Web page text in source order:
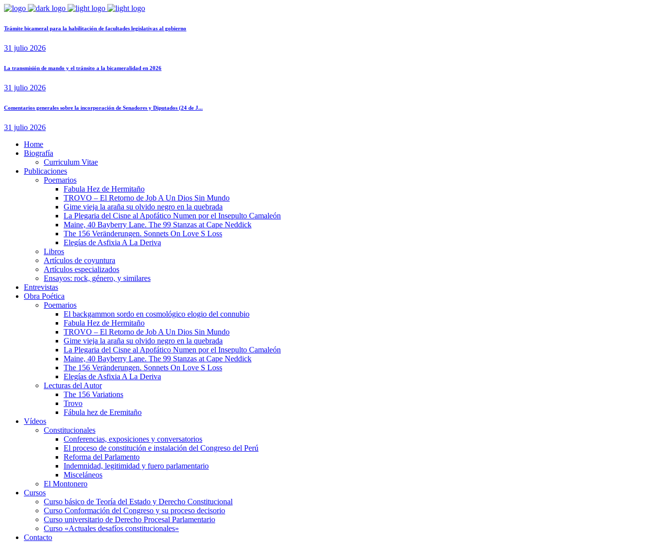
Trámite bicameral para la habilitación de facultades legislativas al gobierno
31 julio 2026
La transmisión de mando y el tránsito a la bicameralidad en 2026
31 julio 2026
Comentarios generales sobre la incorporación de Senadores y Diputados (24 de J...
31 julio 2026
Home
Biografía
Curriculum Vitae​
Publicaciones
Poemarios
Fabula Hez de Hermitaño
TROVO – El Retorno de Job A Un Dios Sin Mundo
Gime vieja la araña su olvido negro en la quebrada
La Plegaria del Cisne al Apofático Numen por el Insepulto Camaleón
Maine, 40 Bayberry Lane. The 99 Stanzas at Cape Neddick
The 156 Veränderungen. Sonnets On Love S Loss
Elegías de Asfixia A La Deriva
Libros
Artículos de coyuntura
Artículos especializados
Ensayos: rock, género, y similares
Entrevistas
Obra Poética
Poemarios
El backgammon sordo en cosmológico elogio del connubio
Fabula Hez de Hermitaño
TROVO – El Retorno de Job A Un Dios Sin Mundo
Gime vieja la araña su olvido negro en la quebrada
La Plegaria del Cisne al Apofático Numen por el Insepulto Camaleón
Maine, 40 Bayberry Lane. The 99 Stanzas at Cape Neddick
The 156 Veränderungen. Sonnets On Love S Loss
Elegías de Asfixia A La Deriva
Lecturas del Autor
The 156 Variations
Trovo
Fábula hez de Eremitaño
Vídeos
Constitucionales
Conferencias, exposiciones y conversatorios
El proceso de constitución e instalación del Congreso del Perú
Reforma del Parlamento
Indemnidad, legitimidad y fuero parlamentario
Misceláneos
El Montonero
Cursos
Curso básico de Teoría del Estado y Derecho Constitucional
Curso Conformación del Congreso y su proceso decisorio
Curso universitario de Derecho Procesal Parlamentario
Curso «Actuales desafíos constitucionales»
Contacto